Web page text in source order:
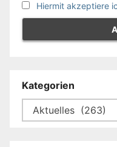
Hiermit akzeptiere
Kategorien